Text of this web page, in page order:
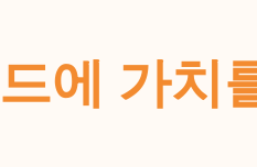
에 가치